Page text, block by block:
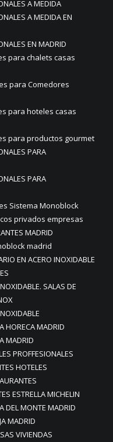
A MEDIDA
A MEDIDA EN
EN MADRID
para chalets casas
para Comedores
para hoteles casas
para productos gourmet
PARA
PARA
Sistema Monoblock
privados empresas
MADRID
madrid
EN ACERO INOXIDABLE
SALAS DE
HORECA MADRID
MADRID
PROFFESIONALES
HOTELES
ESTRELLA MICHELIN
DEL MONTE MADRID
MADRID
VIVIENDAS